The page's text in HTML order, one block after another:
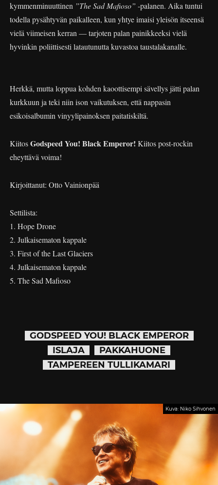
kymmenminuuttinen ”The Sad Mafioso” -palanen. Aika tuntui
todella pysähtyvän paikalleen, kun yhtye imaisi yleisön itseensä
vielä viimeisen kerran — tarjoten palan painikkeeksi vielä
hyvinkin poliittisesti latautunutta kuvastoa taustalakanalle.
Herkkä, mutta loppua kohden kaoottisempi sävellys jätti palan
kurkkuun ja teki niin ison vaikutuksen, että nappasin
esikoisalbumin vinyylipainoksen paitatiskiltä.
KiitosGodspeed You! Black Emperor! Kiitos post-rockin
eheyttävä voima!
Kirjoittanut: Otto Vainionpää
Settilista:
1. Hope Drone
2. Julkaisematon kappale
3. First of the Last Glaciers
4. Julkaisematon kappale
5. The Sad Mafioso
GODSPEED YOU! BLACK EMPEROR
ISLAJA
PAKKAHUONE
TAMPEREEN TULLIKAMARI
Kuva: Niko Sihvonen